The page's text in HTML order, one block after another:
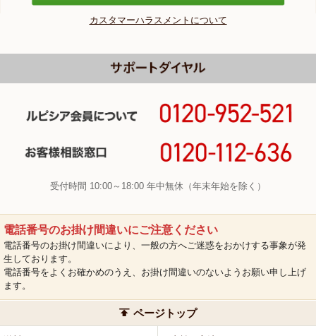
カスタマーハラスメントについて
受付時間 10:00～18:00 年中無休（年末年始を除く）
電話番号のお掛け間違いにご注意ください
電話番号のお掛け間違いにより、一般の方へご迷惑をおかけする事象が発
生しております。
電話番号をよくお確かめのうえ、お掛け間違いのないようお願い申し上げ
ます。
ページトップ